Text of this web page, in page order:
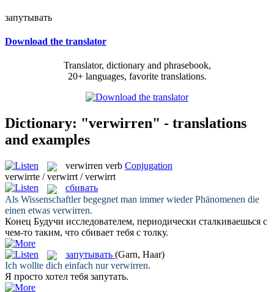
запутывать
Download the translator
Translator, dictionary and phrasebook,
20+ languages, favorite translations.
Dictionary: "verwirren" - translations
and examples
verwirren verb Conjugation
verwirrte / verwirrt / verwirrt
сбивать
Als Wissenschaftler begegnet man immer wieder Phänomenen die
einen etwas verwirren.
Конец Будучи исследователем, периодически сталкиваешься с
чем-то таким, что сбивает тебя с толку.
запутывать (Garn, Haar)
Ich wollte dich einfach nurverwirren.
Я просто хотел тебя запутать.